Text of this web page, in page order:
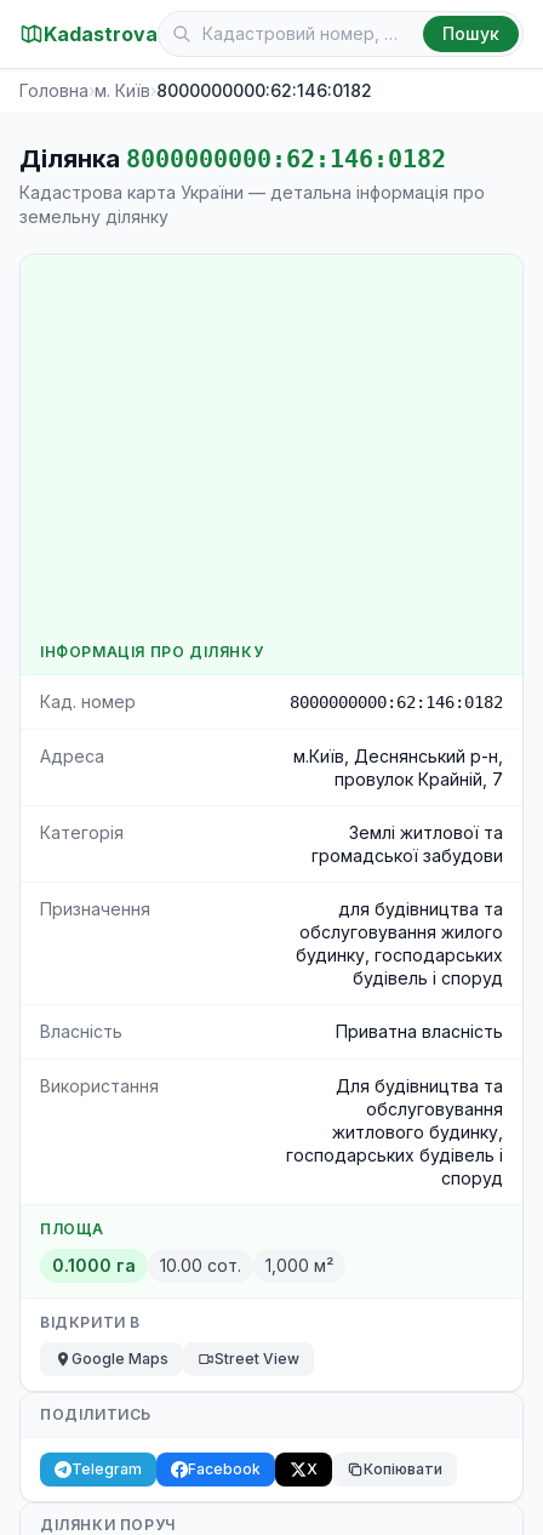
Kadastrova Пошук
Головна›м. Київ›8000000000:62:146:0182
Ділянка 8000000000:62:146:0182
Кадастрова карта України — детальна інформація про
земельну ділянку
ІНФОРМАЦІЯ ПРО ДІЛЯНКУ
Кад. номер 8000000000:62:146:0182
Адреса
м.Київ, Деснянський р-н,
провулок Крайній, 7
Категорія
Землі житлової та
громадської забудови
Призначення
для будівництва та
обслуговування жилого
будинку, господарських
будівель і споруд
Власність Приватна власність
Використання
Для будівництва та
обслуговування
житлового будинку,
господарських будівель і
споруд
ПЛОЩА
0.1000 га 10.00 сот. 1,000 м²
ВІДКРИТИ В
Google Maps
Street View
ПОДІЛИТИСЬ
Telegram Facebook X Копіювати
ДІЛЯНКИ ПОРУЧ